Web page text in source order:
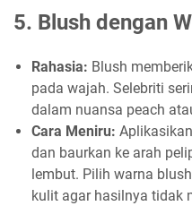
5. Blush dengan
Rahasia: Blush
pada wajah. Selebriti
dalam nuansa peach
Cara Meniru:
dan baurkan ke arah
lembut. Pilih warna
kulit agar hasilnya tidak